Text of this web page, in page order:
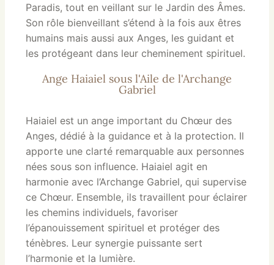
Paradis, tout en veillant sur le Jardin des Âmes.
Son rôle bienveillant s’étend à la fois aux êtres
humains mais aussi aux Anges, les guidant et
les protégeant dans leur cheminement spirituel.
Ange Haiaiel sous l'Aile de l'Archange
Gabriel
Haiaiel est un ange important du Chœur des
Anges, dédié à la guidance et à la protection. Il
apporte une clarté remarquable aux personnes
nées sous son influence. Haiaiel agit en
harmonie avec l’Archange Gabriel, qui supervise
ce Chœur. Ensemble, ils travaillent pour éclairer
les chemins individuels, favoriser
l’épanouissement spirituel et protéger des
ténèbres. Leur synergie puissante sert
l’harmonie et la lumière.